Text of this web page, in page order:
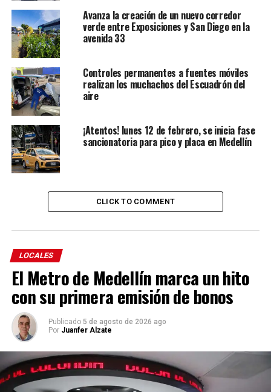
Avanza la creación de un nuevo corredor
verde entre Exposiciones y San Diego en la
avenida 33
Controles permanentes a fuentes móviles
realizan los muchachos del Escuadrón del
aire
¡Atentos! lunes 12 de febrero, se inicia fase
sancionatoria para pico y placa en Medellín
CLICK TO COMMENT
LOCALES
El Metro de Medellín marca un hito
con su primera emisión de bonos
Publicado 5 de agosto de 2026 ago
Por Juanfer Alzate